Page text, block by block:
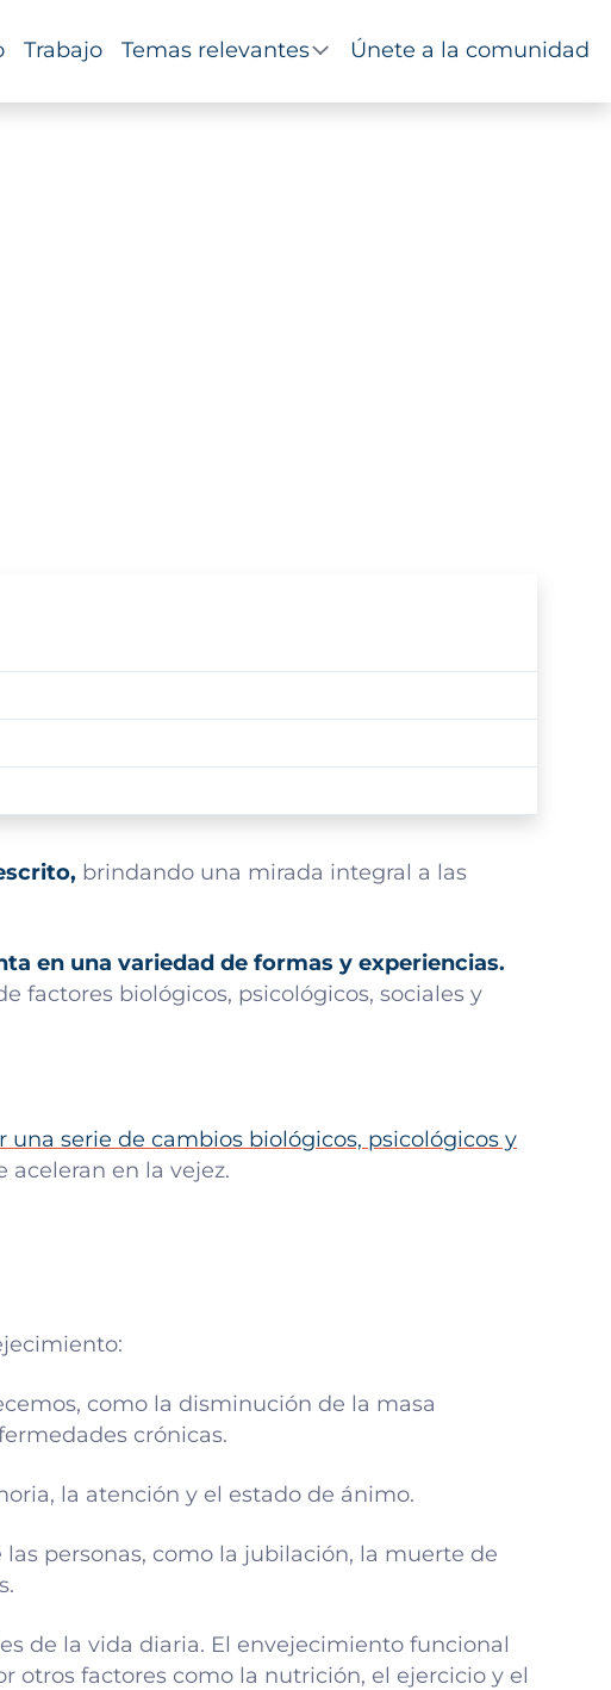
Trabajo Temas relevantes Únete a la comunidad
brindando una mirada integral a las
en una variedad de formas y experiencias.
factores biológicos, psicológicos, sociales y
una serie de cambios biológicos, psicológicos y
aceleran en la vejez.
como la disminución de la masa
crónicas.
la atención y el estado de ánimo.
personas, como la jubilación, la muerte de
de la vida diaria. El envejecimiento funcional
otros factores como la nutrición, el ejercicio y el